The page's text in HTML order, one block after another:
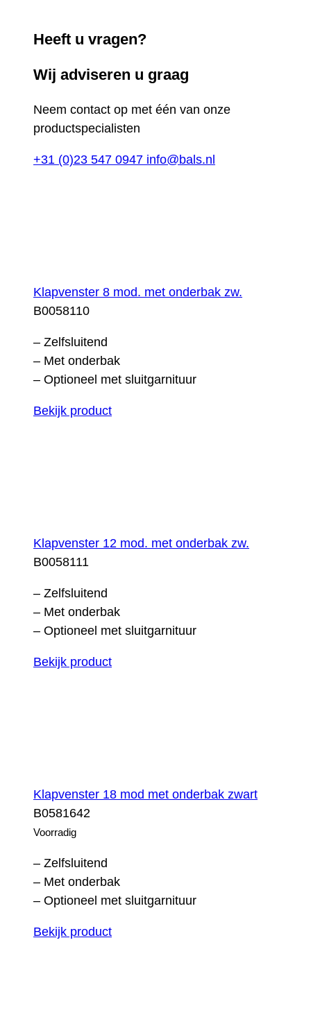
Heeft u vragen?
Wij adviseren u graag
Neem contact op met één van onze
productspecialisten
+31 (0)23 547 0947 info@bals.nl
Klapvenster 8 mod. met onderbak zw.
B0058110
– Zelfsluitend
– Met onderbak
– Optioneel met sluitgarnituur
Bekijk product
Klapvenster 12 mod. met onderbak zw.
B0058111
– Zelfsluitend
– Met onderbak
– Optioneel met sluitgarnituur
Bekijk product
Klapvenster 18 mod met onderbak zwart
B0581642
Voorradig
– Zelfsluitend
– Met onderbak
– Optioneel met sluitgarnituur
Bekijk product